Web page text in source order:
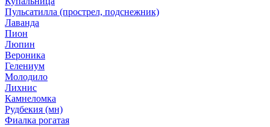
Пульсатилла (прострел, подснежник)
Лаванда
Пион
Люпин
Вероника
Гелениум
Молодило
Лихнис
Камнеломка
Рудбекия (мн)
Фиалка рогатая